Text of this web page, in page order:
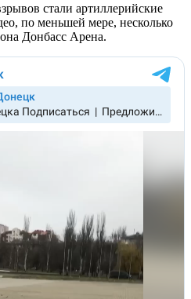
стали артиллерийские
по меньшей мере, несколько
Донбасс Арена.